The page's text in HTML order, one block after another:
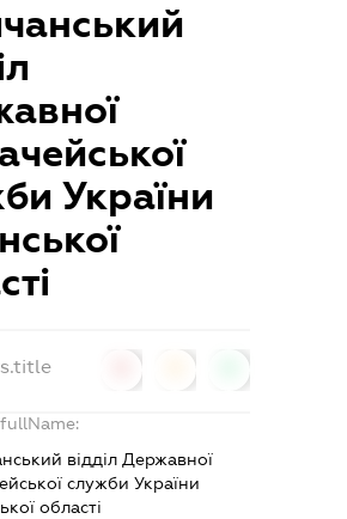
України
відділ Державної
служби України
області